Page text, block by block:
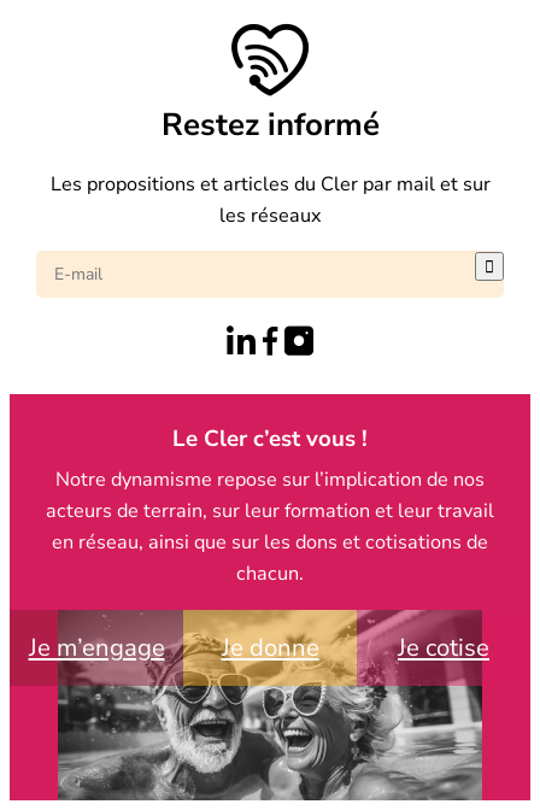
Restez informé
Les propositions et articles du Cler par mail et sur
les réseaux

Le Cler c’est vous !
Notre dynamisme repose sur l’implication de nos
acteurs de terrain, sur leur formation et leur travail
en réseau, ainsi que sur les dons et cotisations de
chacun.
Je m’engage Je donne Je cotise